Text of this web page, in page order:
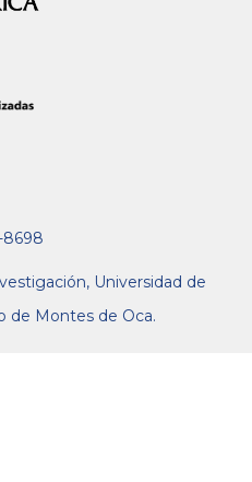
8698
Universidad de
de Montes de Oca.